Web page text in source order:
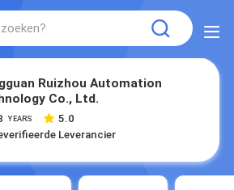
Ruizhou Automation
Co., Ltd.
YEARS
5.0
Leverancier